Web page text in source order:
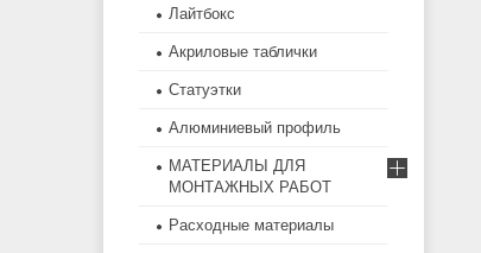
Лайтбокс
Акриловые таблички
Статуэтки
Алюминиевый профиль
МАТЕРИАЛЫ ДЛЯ
МОНТАЖНЫХ РАБОТ
Расходные материалы